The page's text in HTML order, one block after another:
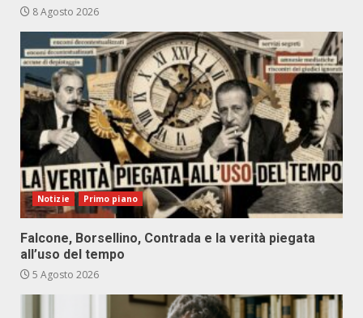
8 Agosto 2026
Notizie Primo piano
Falcone, Borsellino, Contrada e la verità piegata
all’uso del tempo
5 Agosto 2026